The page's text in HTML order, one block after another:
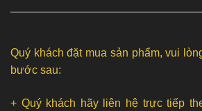
Quý khách đặt mua sản phẩm, vui
bước sau:
+ Quý khách hãy liên hệ trực tiếp